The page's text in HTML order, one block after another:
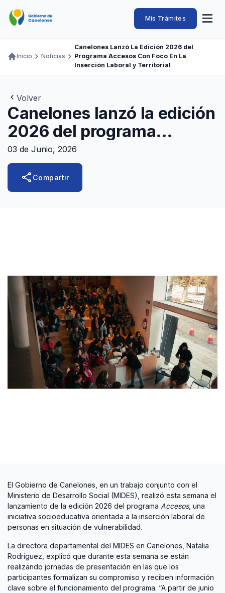
contenido
Intendencia
de
Canelones
Abrir
Navegación
Mis Trámites
Adquisiciones
Canelones Te Escucha
Teléfonos
Ruta
Inicio Noticias
Canelones Lanzó La Edición 2026 del
Programa Accesos Con Foco En La
Inserción Laboral y Territorial
Volver
Canelones lanzó la edición
2026 del programa
Accesos con foco en la
inserción laboral y
territorial
03 de Junio, 2026
share Compartir
El Gobierno de Canelones, en un trabajo conjunto con el
Ministerio de Desarrollo Social (MIDES), realizó esta semana el
lanzamiento de la edición 2026 del programa Accesos, una
iniciativa socioeducativa orientada a la inserción laboral de
personas en situación de vulnerabilidad.
La directora departamental del MIDES en Canelones, Natalia
Rodríguez, explicó que durante esta semana se están
realizando jornadas de presentación en las que los
participantes formalizan su compromiso y reciben información
clave sobre el funcionamiento del programa. “A partir de junio